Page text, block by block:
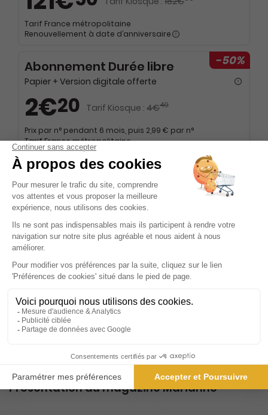
Tarif France métropolitaine
Renouvellement à date d’anniversaire
-50%
Abonnement Durée libre
Papier + Version digitale offerte
2€20 Tarif Kiosque : 4€40
Prix par n° pendant 6 mois, puis 2,99 € par n°
Tarif France métropolitaine
NOUVEAU à tester absolument - Service
mobilité
partout et à tout moment de la journée en
voiture (Disponible via CarPlay & Androïd Auto)
ou à pied avec l'application Press Connect (iOS,
Android).
Présentation du magazine Marianne